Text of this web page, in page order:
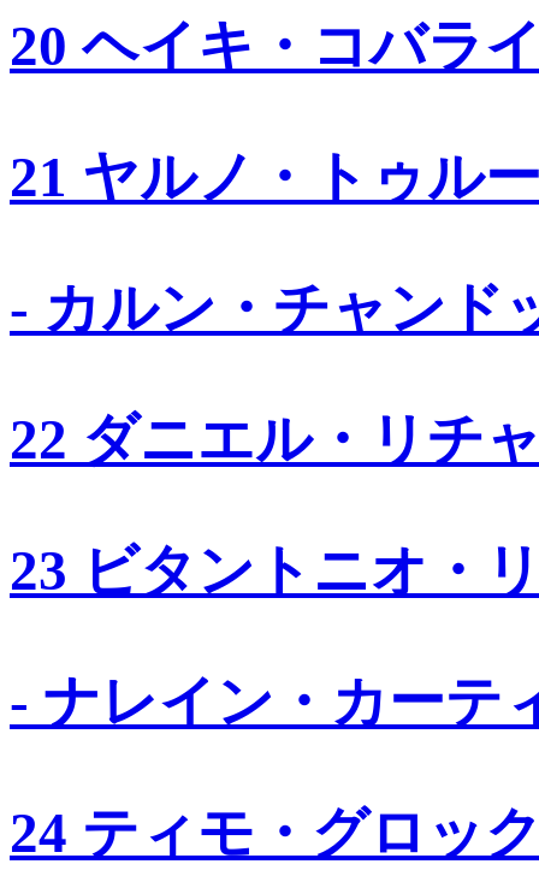
20 ヘイキ・コバラ
21 ヤルノ・トゥル
- カルン・チャンド
22 ダニエル・リチ
23 ビタントニオ・
- ナレイン・カーテ
24 ティモ・グロッ